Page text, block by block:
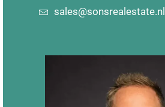
sales@sonsrealestate.nl